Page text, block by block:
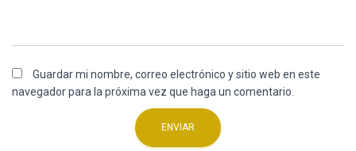
Guardar mi nombre, correo electrónico y sitio web en este
navegador para la próxima vez que haga un comentario.